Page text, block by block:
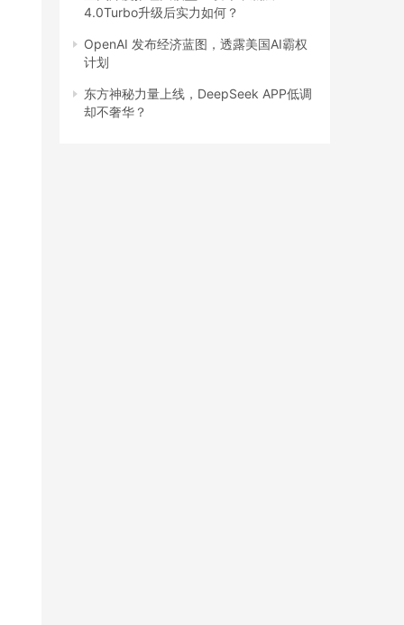
4.0Turbo升级后实力如何？
OpenAI 发布经济蓝图，透露美国AI霸权
计划
东方神秘力量上线，DeepSeek APP低调
却不奢华？